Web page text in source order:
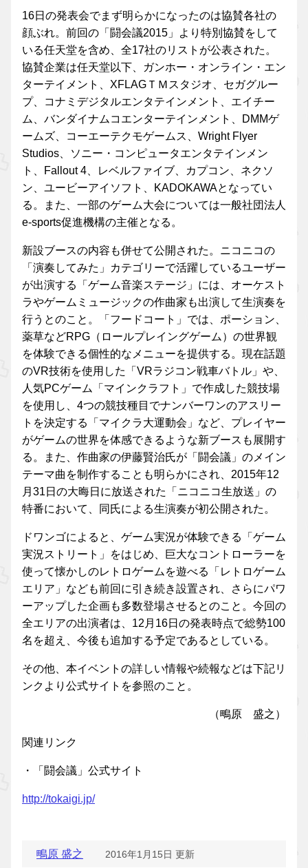
16日の発表会でまず明らかになったのは協賛各社の
顔ぶれ。前回の「闘会議2015」より特別協賛をして
いる任天堂を含め、全17社のリストが公表された。
協賛企業は任天堂以下、ガンホー・オンライン・エン
ターテイメント、XFLAGＴＭスタジオ、セガグルー
プ、コナミデジタルエンタテインメント、エイチー
ム、バンダイナムコエンターテインメント、DMMゲ
ームズ、コーエーテクモゲームス、Wright Flyer
Studios、ソニー・コンピュータエンタテインメン
ト、Fallout 4、レベルファイブ、カプコン、ネクソ
ン、ユービーアイソフト、KADOKAWAとなってい
る。また、一部のゲーム大会については一般社団法人
e-sports促進機構の主催となる。
新設ブースの内容も併せて公開された。ニコニコの
「演奏してみた」カテゴリーで活躍しているユーザー
が出演する「ゲーム音楽ステージ」には、オーケスト
ラやゲームミュージックの作曲家も出演して生演奏を
行うとのこと。「フードコート」では、ポーション、
薬草などRPG（ロールプレイングゲーム）の世界観
を体験できる個性的なメニューを提供する。現在話題
のVR技術を使用した「VRラジコン戦車バトル」や、
人気PCゲーム「マインクラフト」で作成した競技場
を使用し、4つの競技種目でナンバーワンのアスリー
トを決定する「マイクラ大運動会」など、プレイヤー
がゲームの世界を体感できるような新ブースも展開す
る。また、作曲家の伊藤賢治氏が「闘会議」のメイン
テーマ曲を制作することも明らかにされ、2015年12
月31日の大晦日に放送された「ニコニコ生放送」の
特番において、同氏による生演奏が初公開された。
ドワンゴによると、ゲーム実況が体験できる「ゲーム
実況ストリート」をはじめ、巨大なコントローラーを
使って懐かしのレトロゲームを遊べる「レトロゲーム
エリア」なども前回に引き続き設置され、さらにパワ
ーアップした企画も多数登場させるとのこと。今回の
全エリアの出演者は、12月16日の発表時点で総勢100
名を超え、今後も追加する予定であるとしている。
その他、本イベントの詳しい情報や続報などは下記リ
ンクより公式サイトを参照のこと。
（鴫原 盛之）
関連リンク
・「闘会議」公式サイト
http://tokaigi.jp/
鴫原 盛之 2016年1月15日 更新